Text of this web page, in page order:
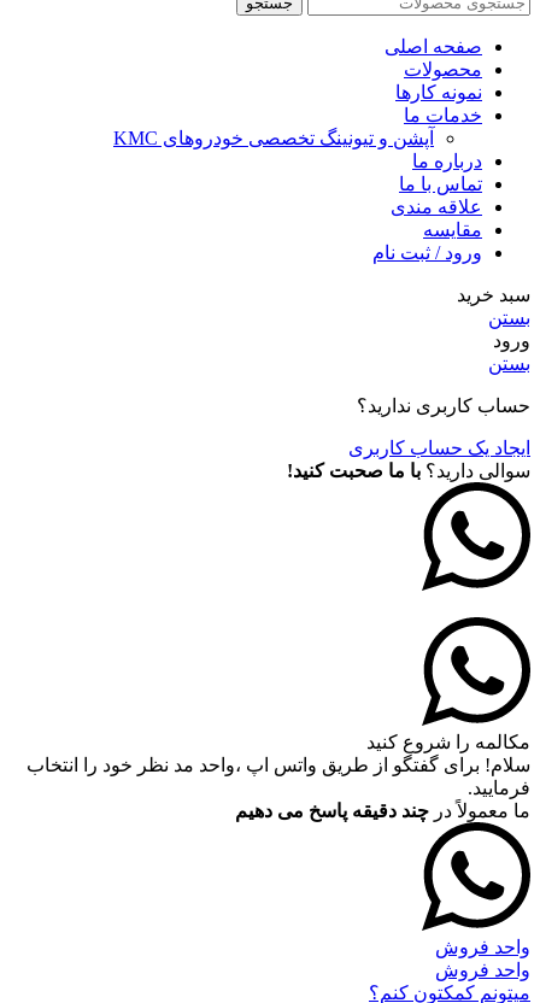
صفحه اصلی
محصولات
نمونه کارها
خدمات ما
آپشن و تیونینگ تخصصی خودروهای KMC
درباره ما
تماس با ما
علاقه مندی
مقايسه
ورود / ثبت نام
سبد خرید
بستن
ورود
بستن
حساب کاربری ندارید؟
ایجاد یک حساب کاربری
سوالی دارید؟ با ما صحبت کنید!
مکالمه را شروع کنید
سلام! برای گفتگو از طریق واتس اپ ،واحد مد نظر خود را انتخاب
فرمایید.
ما معمولاً در چند دقیقه پاسخ می دهیم
واحد فروش
واحد فروش
میتونم کمکتون کنم؟